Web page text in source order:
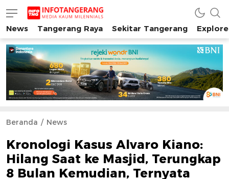
INFO TANGERANG
Media Kaum Millenials Tangerang Raya
News Tangerang Raya Sekitar Tangerang
Beranda News
Kronologi Kasus Alvaro Kiano:
Hilang Saat ke Masjid, Terungkap
8 Bulan Kemudian, Ternyata